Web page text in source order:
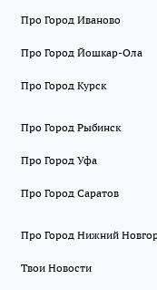
Про Город Иваново
Про Город Йошкар-Ола
Про Город Курск
Про Город Рыбинск
Про Город Уфа
Про Город Саратов
Про Город Нижний
Твои Новости